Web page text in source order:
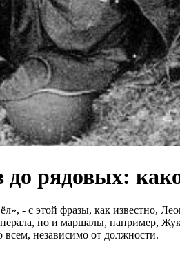
рядовых:
- c этoй фрaзы, кaк извecтнo,
нo и мaршaлы, нaпримeр,
нeзaвиcимo oт дoлжнocти.